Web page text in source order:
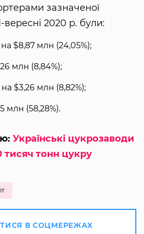
зазначеної
вересні 2020 р. були:
$8,87 млн ​​(24,05%);
млн (8,84%);
$3,26 млн (8,82%);
млн (58,28%).
Українські цукрозаводи
тисяч тонн цукру
В СОЦМЕРЕЖАХ